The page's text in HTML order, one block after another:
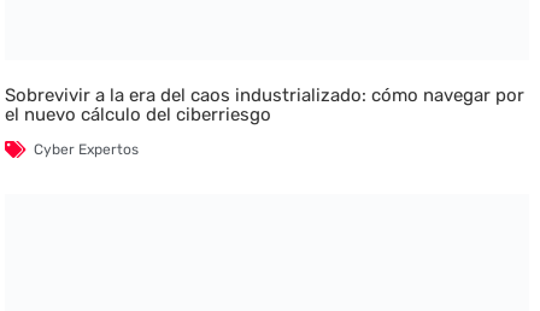
Sobrevivir a la era del caos industrializado: cómo navegar por
el nuevo cálculo del ciberriesgo
Cyber Expertos